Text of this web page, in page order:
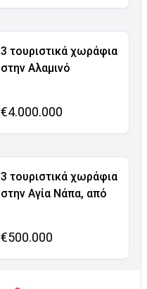
3 τουριστικά χωράφια
στην Αλαμινό
€4.000.000
3 τουριστικά χωράφια
στην Αγία Νάπα, από
€500.000